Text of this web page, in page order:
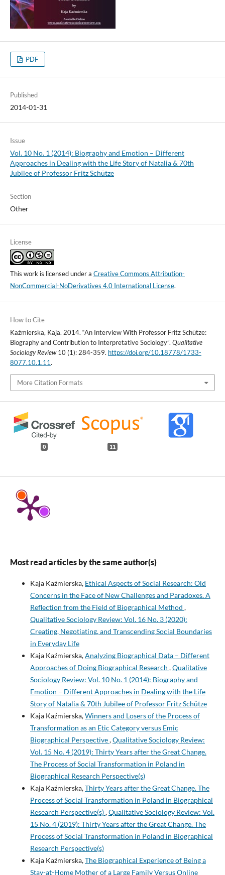
PDF
Published
2014-01-31
Issue
Vol. 10 No. 1 (2014): Biography and Emotion – Different
Approaches in Dealing with the Life Story of Natalia & 70th
Jubilee of Professor Fritz Schütze
Section
Other
License
This work is licensed under a Creative Commons Attribution-
NonCommercial-NoDerivatives 4.0 International License.
How to Cite
Kaźmierska, Kaja. 2014. “An Interview With Professor Fritz Schütze:
Biography and Contribution to Interpretative Sociology”. Qualitative
Sociology Review10 (1): 284-359. https://doi.org/10.18778/1733-
8077.10.1.11.
More Citation Formats
0 11
Most read articles by the same author(s)
Kaja Kaźmierska, Ethical Aspects of Social Research: Old
Concerns in the Face of New Challenges and Paradoxes. A
Reflection from the Field of Biographical Method ,
Qualitative Sociology Review: Vol. 16 No. 3 (2020):
Creating, Negotiating, and Transcending Social Boundaries
in Everyday Life
Kaja Kaźmierska,Analyzing Biographical Data – Different
Approaches of Doing Biographical Research ,Qualitative
Sociology Review: Vol. 10 No. 1 (2014): Biography and
Emotion – Different Approaches in Dealing with the Life
Story of Natalia & 70th Jubilee of Professor Fritz Schütze
Kaja Kaźmierska,Winners and Losers of the Process of
Transformation as an Etic Category versus Emic
Biographical Perspective,Qualitative Sociology Review:
Vol. 15 No. 4 (2019): Thirty Years after the Great Change.
The Process of Social Transformation in Poland in
Biographical Research Perspective(s)
Kaja Kaźmierska,Thirty Years after the Great Change. The
Process of Social Transformation in Poland in Biographical
Research Perspective(s),Qualitative Sociology Review: Vol.
15 No. 4 (2019): Thirty Years after the Great Change. The
Process of Social Transformation in Poland in Biographical
Research Perspective(s)
Kaja Kaźmierska,The Biographical Experience of Being a
Stay-at-Home Mother of a Large Family Versus Online